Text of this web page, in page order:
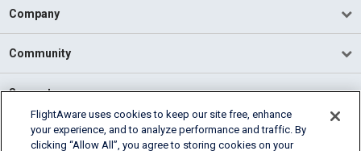
Company
Community
Support
English (USA)
FlightAware uses cookies to keep our site free, enhance
your experience, and to analyze performance and traffic. By
clicking “Allow All”, you agree to storing cookies on your